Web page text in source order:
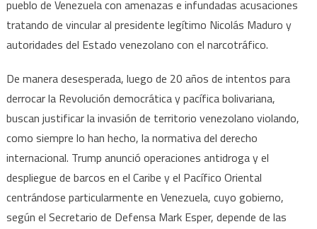
pueblo de Venezuela con amenazas e infundadas acusaciones
tratando de vincular al presidente legítimo Nicolás Maduro y
autoridades del Estado venezolano con el narcotráfico.
De manera desesperada, luego de 20 años de intentos para
derrocar la Revolución democrática y pacífica bolivariana,
buscan justificar la invasión de territorio venezolano violando,
como siempre lo han hecho, la normativa del derecho
internacional. Trump anunció operaciones antidroga y el
despliegue de barcos en el Caribe y el Pacífico Oriental
centrándose particularmente en Venezuela, cuyo gobierno,
según el Secretario de Defensa Mark Esper, depende de las